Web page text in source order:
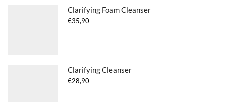
Clarifying Foam Cleanser
€35,90
Clarifying Cleanser
€28,90